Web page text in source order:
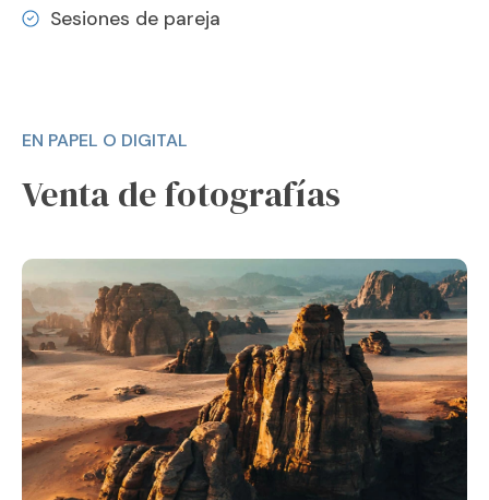
Sesiones de pareja
EN PAPEL O DIGITAL
Venta de fotografías